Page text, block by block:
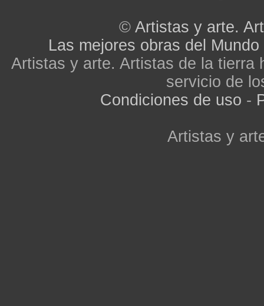
© Artistas y arte.
Las mejores obras del Mundo
Artistas y arte. Artistas de la tierra
servicio de
Condiciones de uso -
Artistas y